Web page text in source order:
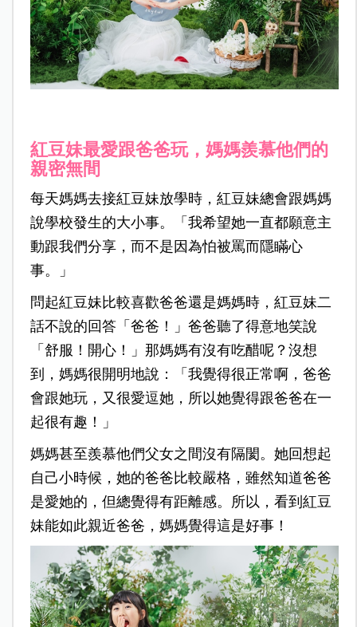
紅豆妹最愛跟爸爸玩，媽媽羨慕他們的
親密無間
每天媽媽去接紅豆妹放學時，紅豆妹總會跟媽媽
說學校發生的大小事。「我希望她一直都願意主
動跟我們分享，而不是因為怕被罵而隱瞞心
事。」
問起紅豆妹比較喜歡爸爸還是媽媽時，紅豆妹二
話不說的回答「爸爸！」爸爸聽了得意地笑說
「舒服！開心！」那媽媽有沒有吃醋呢？沒想
到，媽媽很開明地說：「我覺得很正常啊，爸爸
會跟她玩，又很愛逗她，所以她覺得跟爸爸在一
起很有趣！」
媽媽甚至羨慕他們父女之間沒有隔閡。她回想起
自己小時候，她的爸爸比較嚴格，雖然知道爸爸
是愛她的，但總覺得有距離感。所以，看到紅豆
妹能如此親近爸爸，媽媽覺得這是好事！